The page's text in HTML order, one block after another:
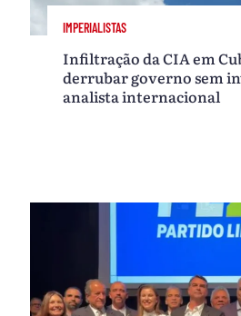
IMPERIALISTAS
Infiltração da CIA em
derrubar governo sem
analista internacional